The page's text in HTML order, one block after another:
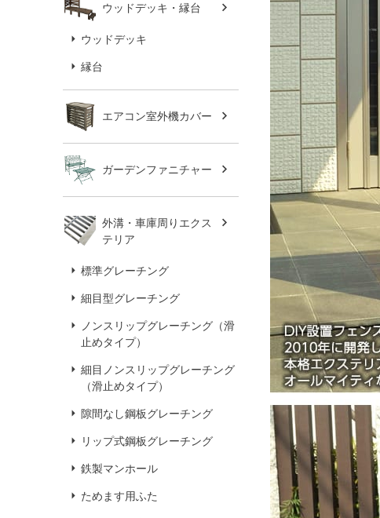
ウッドデッキ・縁台
ウッドデッキ
縁台
エアコン室外機カバー
ガーデンファニチャー
外溝・車庫周りエクス
テリア
標準グレーチング
細目型グレーチング
ノンスリップグレーチング（滑
止めタイプ）
細目ノンスリップグレーチング
（滑止めタイプ）
隙間なし鋼板グレーチング
リップ式鋼板グレーチング
鉄製マンホール
ためます用ふた